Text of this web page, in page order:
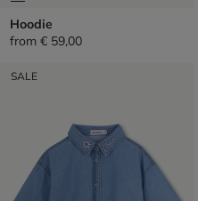
Hoodie
from € 59,00
SALE